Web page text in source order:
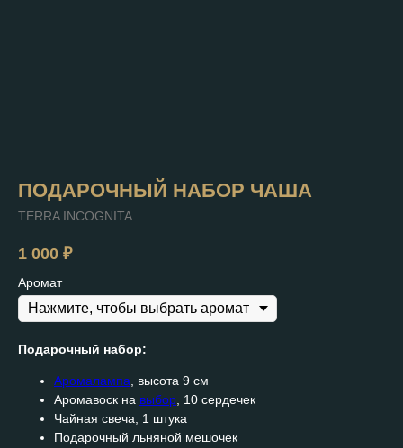
ПОДАРОЧНЫЙ НАБОР ЧАША
TERRA INCOGNITA
1 000 ₽
Аромат
Подарочный набор:
Аромалампа, высота 9 см
Аромавоск на выбор, 10 сердечек
Чайная свеча, 1 штука
Подарочный льняной мешочек